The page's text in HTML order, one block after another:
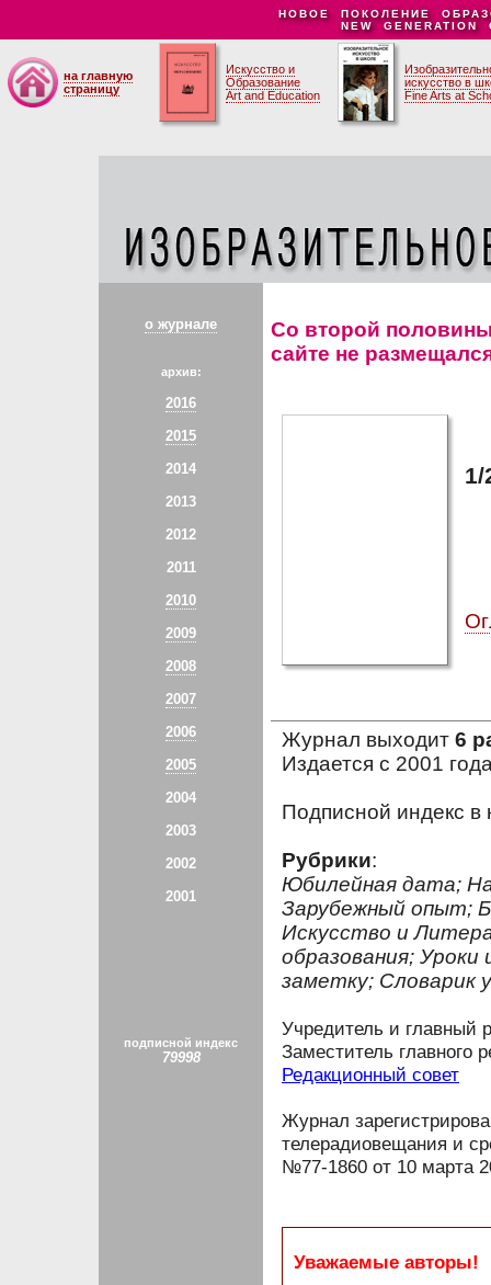
НОВОЕ ПОКОЛЕНИЕ
NEW GENERATION
на главную
страницу
Искусство и
Образование
Art and Education
искусство в
Fine Arts at
о журнале
архив:
2016
2015
2014
2013
2012
2011
2010
2009
2008
2007
2006
2005
2004
2003
2002
2001
подписной индекс
79998
Со второй
сайте не
1/
Журнал выходит 6
Издается с 2001
Подписной индекс в
Рубрики:
Юбилейная дата;
Зарубежный опыт;
Искусство и
образования;
заметку; Словарик
Учредитель и главный
Заместитель главного
Редакционный совет
Журнал
телерадиовещания и
№77-1860 от 10 марта
Уважаемые авторы!